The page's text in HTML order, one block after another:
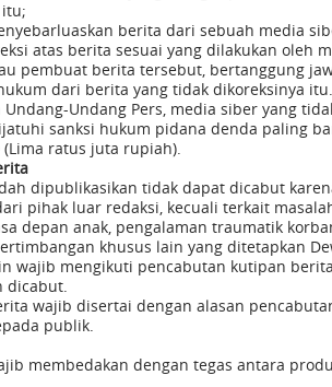
berita dari sebuah media
atas berita sesuai yang dilakukan oleh
pembuat berita tersebut, bertanggung
dari berita yang tidak dikoreksinya itu.
Undang-Undang Pers, media siber yang
sanksi hukum pidana denda paling
(Lima ratus juta rupiah).
dipublikasikan tidak dapat dicabut
pihak luar redaksi, kecuali terkait masalah
depan anak, pengalaman traumatik
khusus lain yang ditetapkan
wajib mengikuti pencabutan kutipan
dicabut.
wajib disertai dengan alasan
publik.
membedakan dengan tegas antara